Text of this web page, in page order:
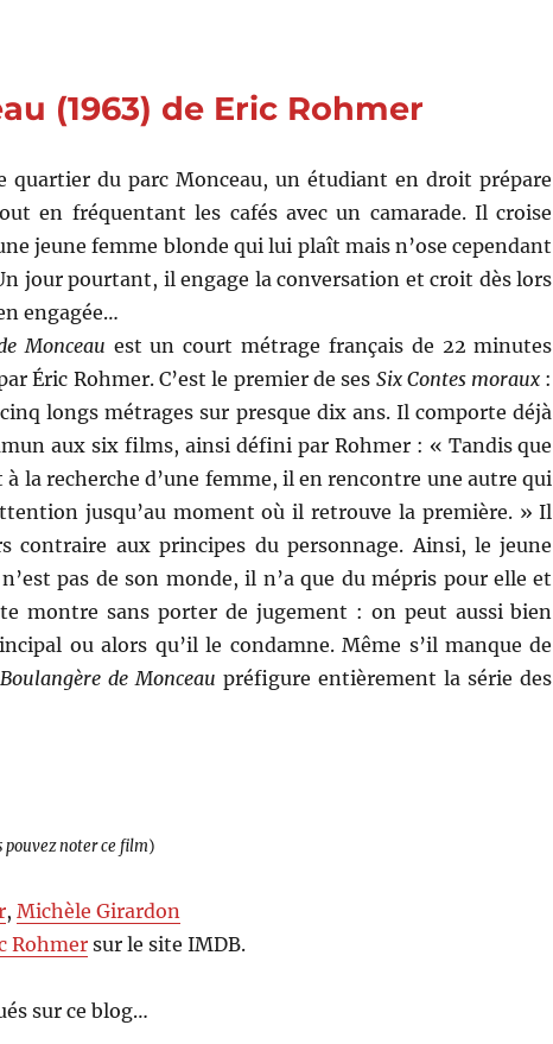
(1963) de Eric Rohmer
quartier du parc Monceau, un étudiant en droit prépare
en fréquentant les cafés avec un camarade. Il croise
jeune femme blonde qui lui plaît mais n’ose cependant
jour pourtant, il engage la conversation et croit dès lors
engagée…
Monceau est un court métrage français de 22 minutes
Éric Rohmer. C’est le premier de ses Six Contes moraux :
longs métrages sur presque dix ans. Il comporte déjà
aux six films, ainsi défini par Rohmer : « Tandis que
la recherche d’une femme, il en rencontre une autre qui
jusqu’au moment où il retrouve la première. » Il
contraire aux principes du personnage. Ainsi, le jeune
pas de son monde, il n’a que du mépris pour elle et
montre sans porter de jugement : on peut aussi bien
ou alors qu’il le condamne. Même s’il manque de
de Monceau préfigure entièrement la série des
pouvez noter ce film)
,Michèle Girardon
Rohmer sur le site IMDB.
sur ce blog…